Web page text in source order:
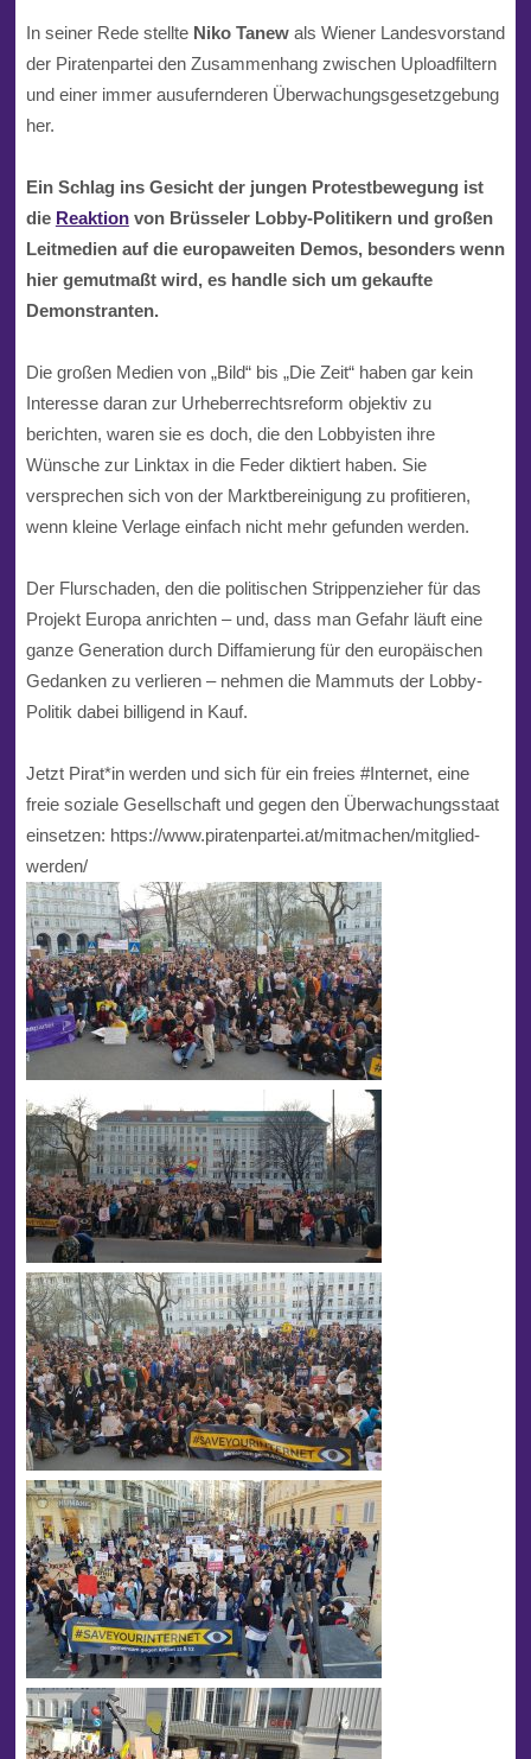
In seiner Rede stellte Niko Tanewals Wiener Landesvorstand
der Piratenparteiden Zusammenhang zwischen Uploadfiltern
und einer immer ausufernderen Überwachungsgesetzgebung
her.
Ein Schlag ins Gesicht der jungen Protestbewegung ist
die Reaktionvon Brüsseler Lobby-Politikern und großen
Leitmedien auf die europaweiten Demos, besonders wenn
hier gemutmaßt wird, es handle sich um gekaufte
Demonstranten.
Die großen Medien von „Bild“bis „Die Zeit“haben gar kein
Interesse daran zur Urheberrechtsreform objektiv zu
berichten, waren sie es doch, die den Lobbyisten ihre
Wünsche zur Linktax in die Feder diktiert haben. Sie
versprechen sich von der Marktbereinigung zu profitieren,
wenn kleine Verlage einfach nicht mehr gefunden werden.
Der Flurschaden, den die politischen Strippenzieher für das
Projekt Europa anrichten – und, dass man Gefahr läuft eine
ganze Generation durch Diffamierung für den europäischen
Gedanken zu verlieren – nehmen die Mammuts der Lobby-
Politik dabei billigend in Kauf.
Jetzt Pirat*in werden und sich für ein freies #Internet, eine
freie soziale Gesellschaft und gegen den Überwachungsstaat
einsetzen: https://www.piratenpartei.at/mitmachen/mitglied-
werden/